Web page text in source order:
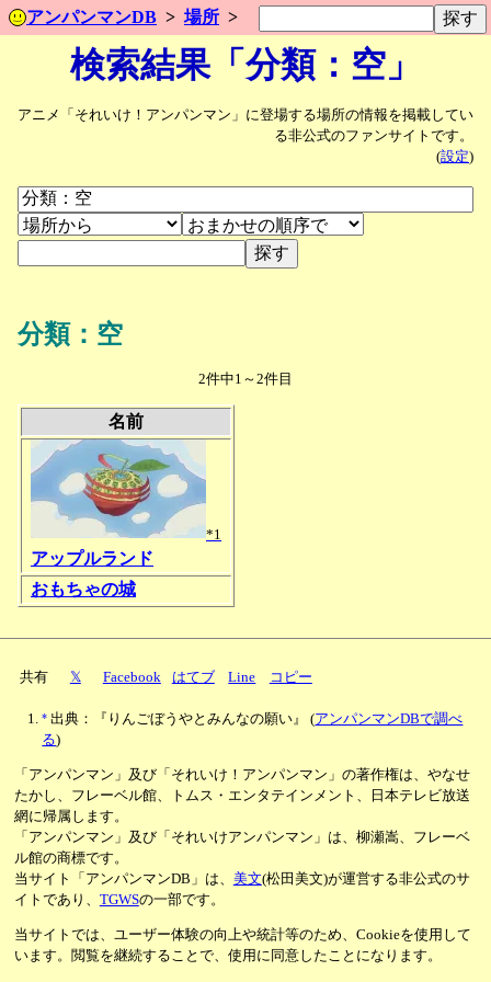
アンパンマンDB 場所
検索結果「分類：空」
アニメ「それいけ！アンパンマン」に登場する場所の情報を掲載してい
る非公式のファンサイトです。
(設定)
分類：空
2件中1～2件目
名前
*1
アップルランド
おもちゃの城
共有 𝕏 Facebook はてブ Line コピー
* 出典：『りんごぼうやとみんなの願い』(アンパンマンDBで調べ
る)
「アンパンマン」及び「それいけ！アンパンマン」の著作権は、やなせ
たかし、フレーベル館、トムス・エンタテインメント、日本テレビ放送
網に帰属します。
「アンパンマン」及び「それいけアンパンマン」は、柳瀬嵩、フレーベ
ル館の商標です。
当サイト「アンパンマンDB」は、 美文(松田美文)が運営する非公式のサ
イトであり、 TGWSの一部です。
当サイトでは、ユーザー体験の向上や統計等のため、Cookieを使用して
います。閲覧を継続することで、使用に同意したことになります。